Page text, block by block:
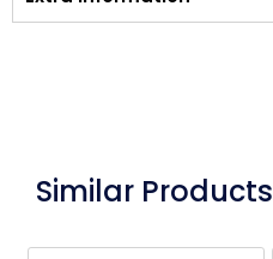
Similar Products